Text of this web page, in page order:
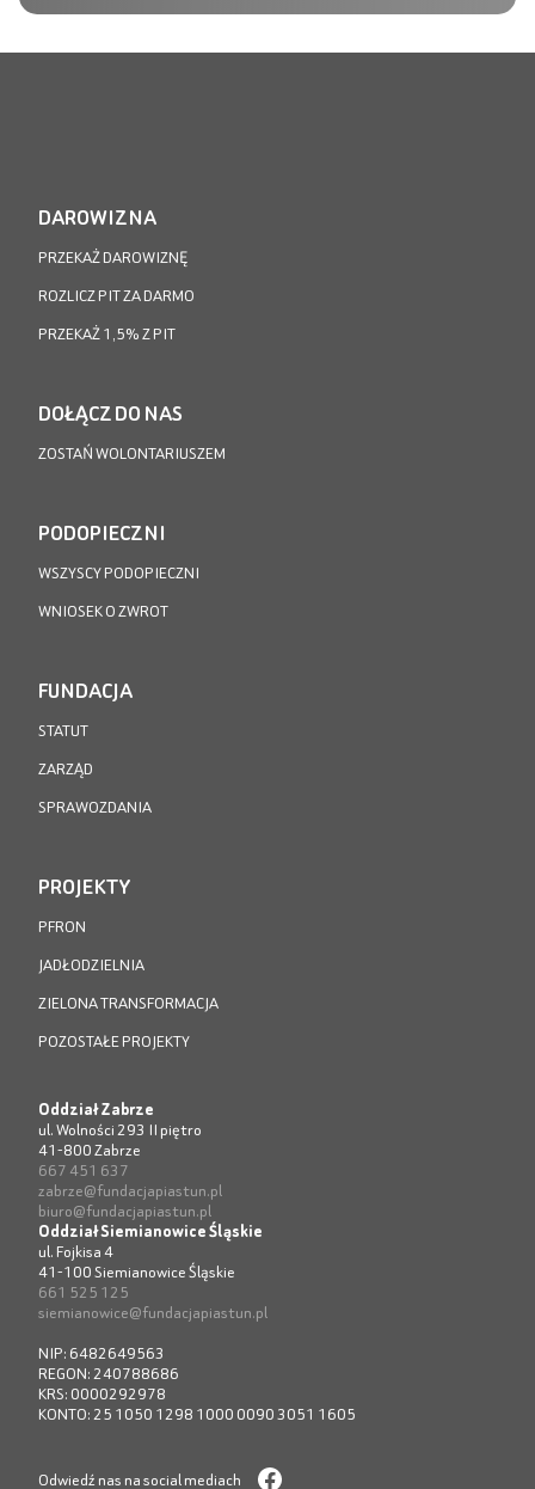
DAROWIZNA
PRZEKAŻ DAROWIZNĘ
ROZLICZ PIT ZA DARMO
PRZEKAŻ 1,5% Z PIT
DOŁĄCZ DO NAS
ZOSTAŃ WOLONTARIUSZEM
PODOPIECZNI
WSZYSCY PODOPIECZNI
WNIOSEK O ZWROT
FUNDACJA
STATUT
ZARZĄD
SPRAWOZDANIA
PROJEKTY
PFRON
JADŁODZIELNIA
ZIELONA TRANSFORMACJA
POZOSTAŁE PROJEKTY
Oddział Zabrze
ul. Wolności 293 II piętro
41-800 Zabrze
667 451 637
zabrze@fundacjapiastun.pl
biuro@fundacjapiastun.pl
Oddział Siemianowice Śląskie
ul. Fojkisa 4
41-100 Siemianowice Śląskie
661 525 125
siemianowice@fundacjapiastun.pl
NIP: 6482649563
REGON: 240788686
KRS: 0000292978
KONTO: 25 1050 1298 1000 0090 3051 1605
Odwiedź nas na social mediach